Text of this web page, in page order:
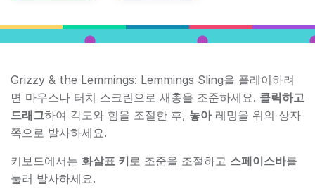
Grizzy & the Lemmings: Lemmings Sling을 플레이하려
면 마우스나 터치 스크린으로 새총을 조준하세요. 클릭하고
드래그하여 각도와 힘을 조절한 후, 놓아레밍을 위의 상자
쪽으로 발사하세요.
키보드에서는 화살표 키로 조준을 조절하고 스페이스바를
눌러 발사하세요.